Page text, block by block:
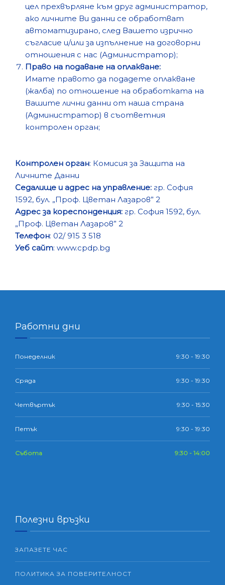
цел прехвърляне към друг администратор,
ако личните Ви данни се обработват
автоматизирано, след Вашето изрично
съгласие и/или за изпълнение на договорни
отношения с нас (Администратор);
Право на подаване на оплакване:
Имате правото да подадете оплакване
(жалба) по отношение на обработката на
Вашите лични данни от наша страна
(Администратор) в съответния
контролен орган;
Контролен орган: Комисия за Защита на
Личните Данни
Седалище и адрес на управление: гр. София
1592, бул. „Проф. Цветан Лазаров” 2
Адрес за кореспонденция: гр. София 1592, бул.
„Проф. Цветан Лазаров” 2
Телефон: 02/ 915 3 518
Уеб сайт: www.cpdp.bg
Работни дни
Понеделник 9:30 - 19:30
Сряда 9:30 - 19:30
Четвъртък 9:30 - 15:30
Петък 9:30 - 19:30
Събота 9:30 - 14:00
Полезни връзки
ЗАПАЗЕТЕ ЧАС
ПОЛИТИКА ЗА ПОВЕРИТЕЛНОСТ